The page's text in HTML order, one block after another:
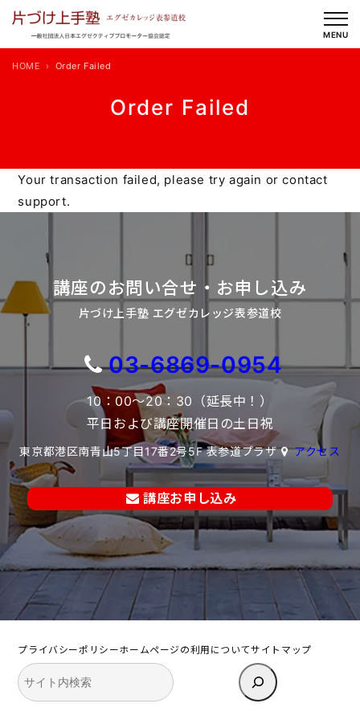
を
MENU
Order Failed
HOME Order Failed
Your transaction failed, please try again or contact
support.
講座のお問い合せ・お申し込み
片づけ上手塾 エグゼカレッジ表参道校
03-6869-0954
10：00～20：30（延長中！）
平日および講座開催日の土日祝
東京都港区南青山5丁目17番2号5F 表参道プラザ アクセス
講座お申し込み
プライバシーポリシーホームページの利用についてサイトマップ
検
索